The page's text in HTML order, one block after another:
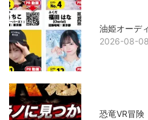
油姫オーデ
2026-08-
恐竜VR冒険